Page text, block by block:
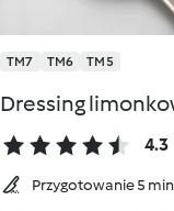
TM7 TM6 TM5
Dressing
4.3
Przygotowanie 5 min